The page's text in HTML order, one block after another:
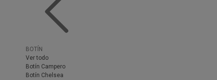
BOTÍN
Ver todo
Botín Campero
Botín Chelsea